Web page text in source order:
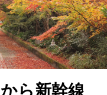
ら新幹線